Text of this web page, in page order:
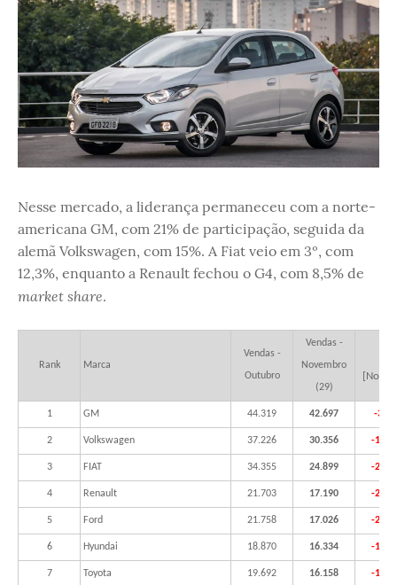
Nesse mercado, a liderança permaneceu com a norte-
americana GM, com 21% de participação, seguida da
alemã Volkswagen, com 15%. A Fiat veio em 3º, com
12,3%, enquanto a Renault fechou o G4, com 8,5% de
market share.
Rank Marca
Vendas -
Outubro
Vendas -
Novembro
(29)
[Nov/
1 GM 44.319 42.697 -
2 Volkswagen 37.226 30.356 -
3 FIAT 34.355 24.899 -
4 Renault 21.703 17.190 -
5 Ford 21.758 17.026 -
6 Hyundai 18.870 16.334 -
7 Toyota 19.692 16.158 -